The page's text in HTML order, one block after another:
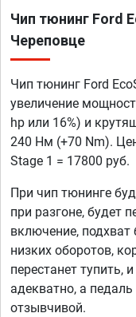
Чип тюнинг Ford
Череповце
Чип тюнинг Ford
увеличение
hp или 16%) и
240 Нм (+70 Nm).
Stage 1 = 17800 руб.
При чип тюнинге
при разгоне, будет
включение, подхват
низких оборотов,
перестанет тупить,
адекватно, а
отзывчивой.